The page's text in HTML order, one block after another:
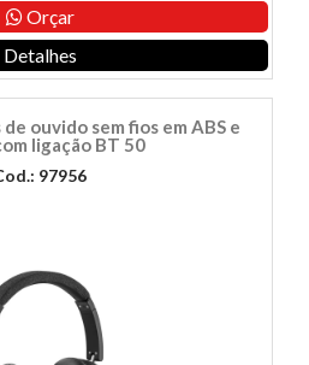
Orçar
Detalhes
ouvido sem fios em ABS e
ligação BT 50
97956